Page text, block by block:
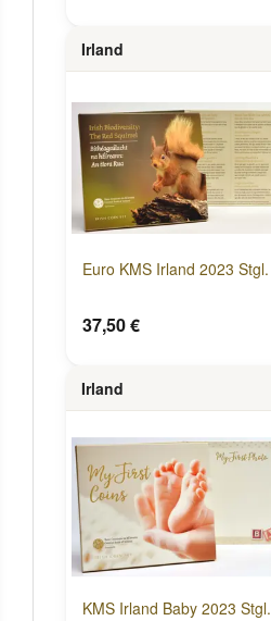
Irland
Euro KMS Irland 2023 Stgl.
37,50 €
Irland
KMS Irland Baby 2023 Stgl.